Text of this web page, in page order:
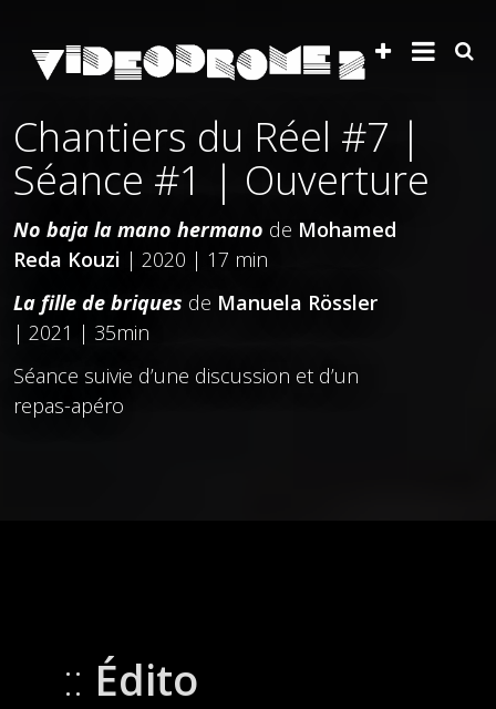
Chantiers du Réel #7 |
Séance #1 | Ouverture
No baja la mano hermano de Mohamed
Reda Kouzi | 2020 | 17 min
La fille de briques de Manuela Rössler
| 2021 | 35min
Séance suivie d’une discussion et d’un
repas-apéro
Édito